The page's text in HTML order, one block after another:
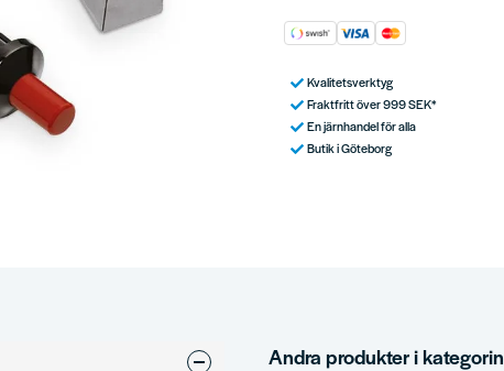
Kvalitetsverktyg
Fraktfritt över 999 SEK*
En järnhandel för alla
Butik i Göteborg
Andra produkter i kategorin